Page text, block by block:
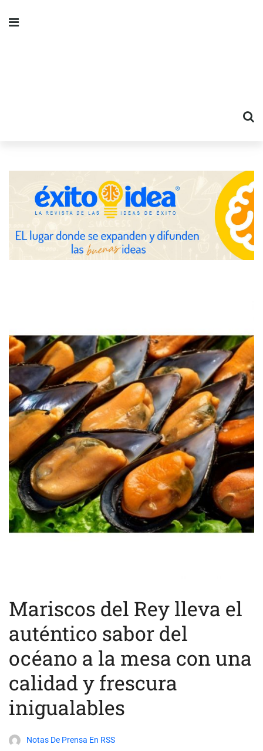
Mariscos del Rey lleva el
auténtico sabor del
océano a la mesa con una
calidad y frescura
inigualables
Notas De Prensa En RSS